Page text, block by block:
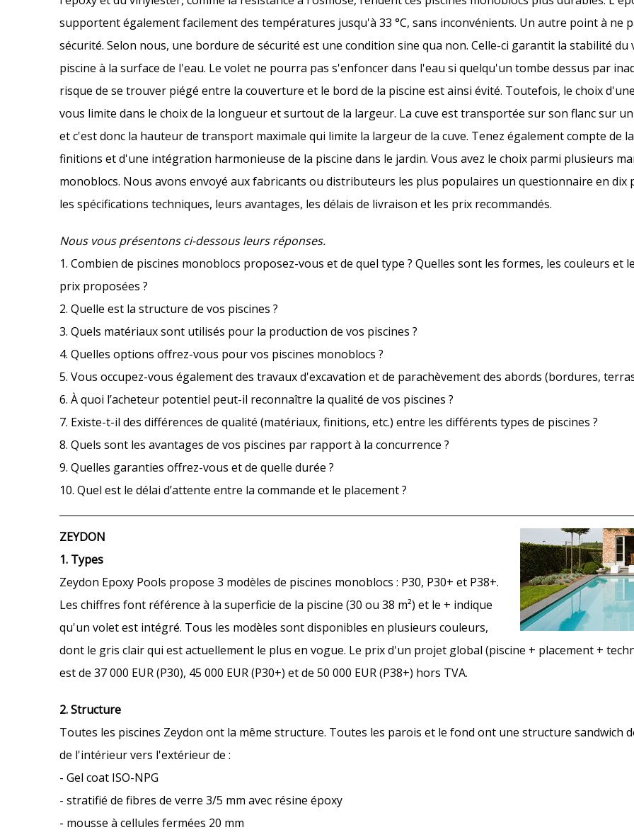
supportent également facilement des températures jusqu'à 33 °C, sans inconvénients. Un autre point à ne
sécurité. Selon nous, une bordure de sécurité est une condition sine qua non. Celle-ci garantit la stabilité du
piscine à la surface de l'eau. Le volet ne pourra pas s'enfoncer dans l'eau si quelqu'un tombe dessus par
risque de se trouver piégé entre la couverture et le bord de la piscine est ainsi évité. Toutefois, le choix
vous limite dans le choix de la longueur et surtout de la largeur. La cuve est transportée sur son flanc sur
et c'est donc la hauteur de transport maximale qui limite la largeur de la cuve. Tenez également compte de
finitions et d'une intégration harmonieuse de la piscine dans le jardin. Vous avez le choix parmi plusieurs
monoblocs. Nous avons envoyé aux fabricants ou distributeurs les plus populaires un questionnaire en dix
les spécifications techniques, leurs avantages, les délais de livraison et les prix recommandés.
Nous vous présentons ci-dessous leurs réponses.
1. Combien de piscines monoblocs proposez-vous et de quel type ? Quelles sont les formes, les couleurs et
prix proposées ?
2. Quelle est la structure de vos piscines ?
3. Quels matériaux sont utilisés pour la production de vos piscines ?
4. Quelles options offrez-vous pour vos piscines monoblocs ?
5. Vous occupez-vous également des travaux d'excavation et de parachèvement des abords (bordures,
6. À quoi l’acheteur potentiel peut-il reconnaître la qualité de vos piscines ?
7. Existe-t-il des différences de qualité (matériaux, finitions, etc.) entre les différents types de piscines ?
8. Quels sont les avantages de vos piscines par rapport à la concurrence ?
9. Quelles garanties offrez-vous et de quelle durée ?
10. Quel est le délai d’attente entre la commande et le placement ?
ZEYDON
1. Types
Zeydon Epoxy Pools propose 3 modèles de piscines monoblocs : P30, P30+ et P38+.
Les chiffres font référence à la superficie de la piscine (30 ou 38 m²) et le + indique
qu'un volet est intégré. Tous les modèles sont disponibles en plusieurs couleurs,
dont le gris clair qui est actuellement le plus en vogue. Le prix d'un projet global (piscine + placement +
est de 37 000 EUR (P30), 45 000 EUR (P30+) et de 50 000 EUR (P38+) hors TVA.
2. Structure
Toutes les piscines Zeydon ont la même structure. Toutes les parois et le fond ont une structure sandwich
de l'intérieur vers l'extérieur de :
- Gel coat ISO-NPG
- stratifié de fibres de verre 3/5 mm avec résine époxy
- mousse à cellules fermées 20 mm